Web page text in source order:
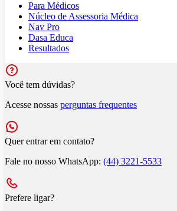
Para Médicos
Núcleo de Assessoria Médica
Nav Pro
Dasa Educa
Resultados
Você tem dúvidas?
Acesse nossas perguntas frequentes
Quer entrar em contato?
Fale no nosso WhatsApp: (44) 3221-5533
Prefere ligar?